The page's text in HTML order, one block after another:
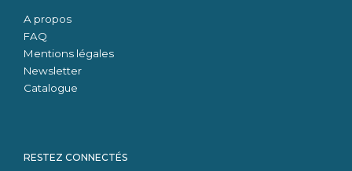
A propos
FAQ
Mentions légales
Newsletter
Catalogue